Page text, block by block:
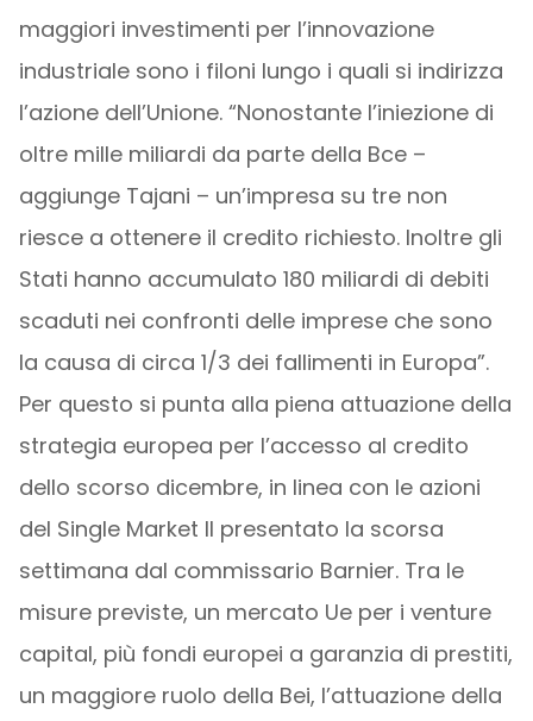
maggiori investimenti per l’innovazione
industriale sono i filoni lungo i quali si indirizza
l’azione dell’Unione. “Nonostante l’iniezione di
oltre mille miliardi da parte della Bce –
aggiunge Tajani – un’impresa su tre non
riesce a ottenere il credito richiesto. Inoltre gli
Stati hanno accumulato 180 miliardi di debiti
scaduti nei confronti delle imprese che sono
la causa di circa 1/3 dei fallimenti in Europa”.
Per questo si punta alla piena attuazione della
strategia europea per l’accesso al credito
dello scorso dicembre, in linea con le azioni
del Single Market II presentato la scorsa
settimana dal commissario Barnier. Tra le
misure previste, un mercato Ue per i venture
capital, più fondi europei a garanzia di prestiti,
un maggiore ruolo della Bei, l’attuazione della